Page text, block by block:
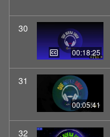
30
00:18:25
31
00:05:41
32